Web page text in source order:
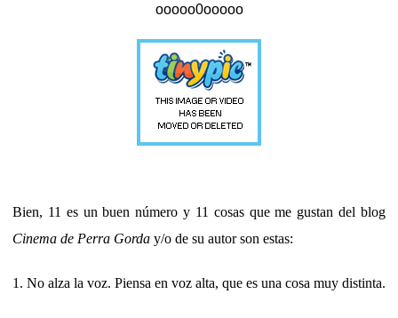
ooooo0ooooo
Bien, 11 es un buen número y 11 cosas que me gustan del blog
Cinema de Perra Gorda y/o de su autor son estas:
1. No alza la voz. Piensa en voz alta, que es una cosa muy distinta.